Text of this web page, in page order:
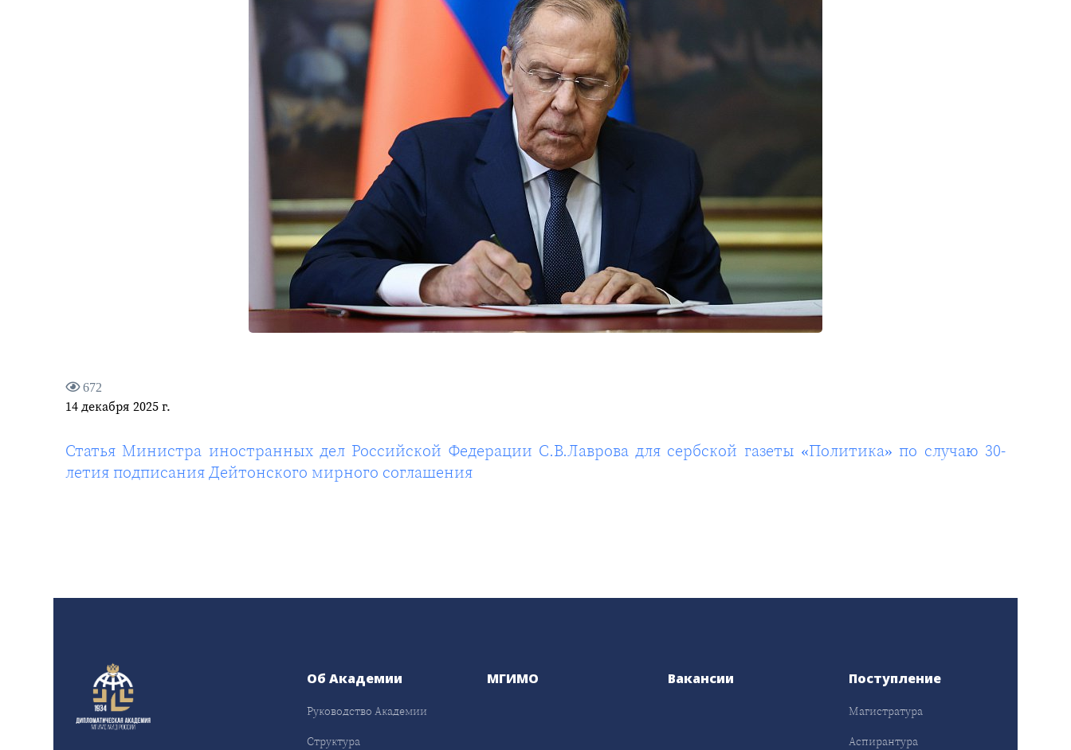
672
14 декабря 2025 г.
Статья Министра иностранных дел Российской Федерации С.В.Лаврова для сербской газеты «Политика» по случаю 30-
летия подписания Дейтонского мирного соглашения
Об Академии
Руководство Академии
Структура
МГИМО Вакансии Поступление
Магистратура
Аспирантура